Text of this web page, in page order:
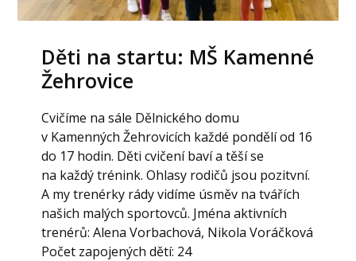
Děti na startu: MŠ Kamenné
Žehrovice
Cvičíme na sále Dělnického domu
v Kamenných Žehrovicích každé pondělí od 16
do 17 hodin. Děti cvičení baví a těší se
na každý trénink. Ohlasy rodičů jsou pozitvní.
A my trenérky rády vidíme úsměv na tvářích
našich malých sportovců. Jména aktivních
trenérů: Alena Vorbachová, Nikola Voráčková
Počet zapojených dětí: 24